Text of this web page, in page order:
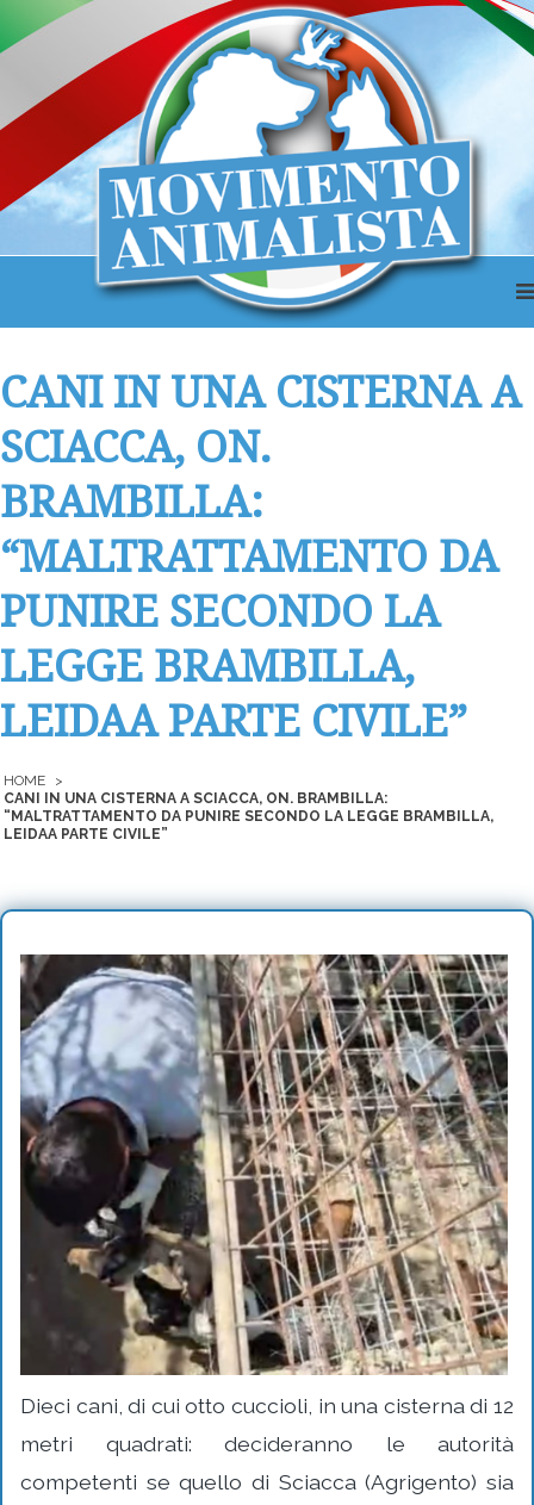
CANI IN UNA CISTERNA A
SCIACCA, ON.
BRAMBILLA:
“MALTRATTAMENTO DA
PUNIRE SECONDO LA
LEGGE BRAMBILLA,
LEIDAA PARTE CIVILE”
HOME
>
CANI IN UNA CISTERNA A SCIACCA, ON. BRAMBILLA:
“MALTRATTAMENTO DA PUNIRE SECONDO LA LEGGE BRAMBILLA,
LEIDAA PARTE CIVILE”
Dieci cani, di cui otto cuccioli, in una cisterna di 12
metri quadrati: decideranno le autorità
competenti se quello di Sciacca (Agrigento) sia